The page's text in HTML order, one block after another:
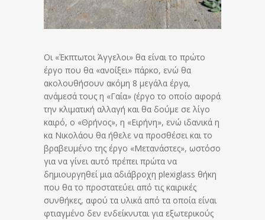
Οι «Έκπτωτοι Άγγελοι» θα είναι το πρώτο
έργο που θα «ανοίξει» πάρκο, ενώ θα
ακολουθήσουν ακόμη 8 μεγάλα έργα,
ανάμεσά τους η «Γαία» (έργο το οποίο αφορά
την κλιματική αλλαγή και θα δούμε σε λίγο
καιρό, ο «Θρήνος», η «Ειρήνη», ενώ ιδανικά η
κα Νικολάου θα ήθελε να προσθέσει και το
βραβευμένο της έργο «Μετανάστες», ωστόσο
για να γίνει αυτό πρέπει πρώτα να
δημιουργηθεί μια αδιάβροχη plexiglass θήκη
που θα το προστατεύει από τις καιρικές
συνθήκες, αφού τα υλικά από τα οποία είναι
φτιαγμένο δεν ενδείκνυται για εξωτερικούς